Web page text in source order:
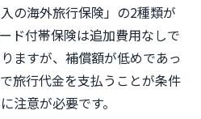
の海外旅行保険」の2種類が
ド付帯保険は追加費用なしで
ますが、補償額が低めであっ
旅行代金を支払うことが条件
注意が必要です。